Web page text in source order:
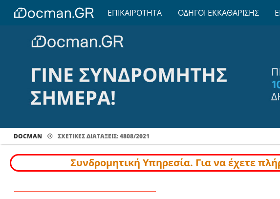
ΕΠΙΚΑΙΡΟΤΗΤΑ ΟΔΗΓΟΙ ΕΚΚΑΘΑΡΙΣΗΣ
DOCMAN ΣΧΕΤΙΚΕΣ ΔΙΑΤΑΞΕΙΣ: 4808/2021
Συνδρομητική Υπηρεσία. Για να έχετε